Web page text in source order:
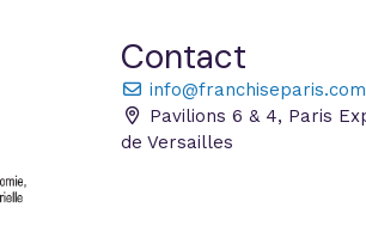
Contact
info@franchiseparis.com
Pavilions 6 & 4, Paris
de Versailles